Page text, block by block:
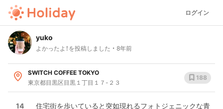
ログイン
yuko
よかったよ！を投稿しました 8年前
SWITCH COFFEE TOKYO
東京都目黒区目黒１丁目１７-２３
188
14
住宅街を歩いていると突如現れるフォトジェニックな青